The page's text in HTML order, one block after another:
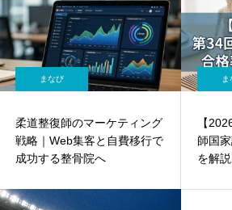
まなび
柔道整復師のマーケティング
戦略｜Web集客と自費移行で
成功する整骨院へ
ま
【
師国
を解説